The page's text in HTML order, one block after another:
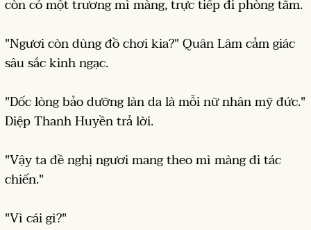
còn có một trương mì màng, trực tiếp đi phòng tắm.
"Ngươi còn dùng đồ chơi kia?" Quân Lâm cảm giác
sâu sắc kinh ngạc.
"Dốc lòng bảo dưỡng làn da là mỗi nữ nhân mỹ đức."
Diệp Thanh Huyền trả lời.
"Vậy ta đề nghị ngươi mang theo mì màng đi tác
chiến."
"Vì cái gì?"